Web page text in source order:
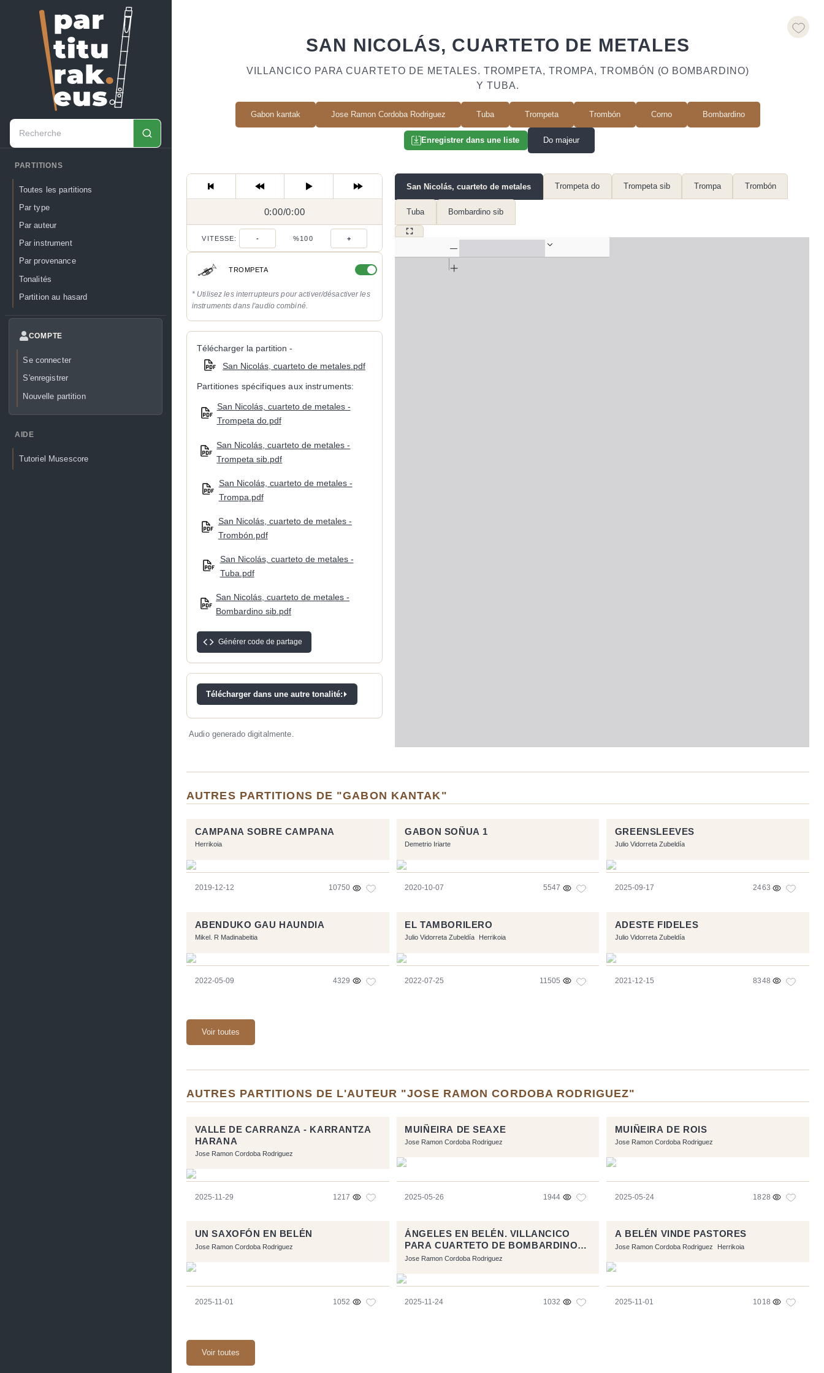
PARTITIONS
Toutes les partitions
Par type
Par auteur
Par instrument
Par provenance
Tonalités
Partition au hasard
COMPTE
Se connecter
S'enregistrer
Nouvelle partition
AIDE
Tutoriel Musescore
SAN NICOLÁS, CUARTETO DE METALES
VILLANCICO PARA CUARTETO DE METALES. TROMPETA, TROMPA, TROMBÓN (O BOMBARDINO)
Y TUBA.
Gabon kantak Jose Ramon Cordoba Rodriguez Tuba Trompeta Trombón Corno Bombardino
Enregistrer dans une liste Do majeur
0:00/
0:00/0:00
VITESSE: - %100 +
TROMPETA
* Utilisez les interrupteurs pour activer/désactiver les
instruments dans l'audio combiné.
Télécharger la partition -
San Nicolás, cuarteto de metales.pdf
Partitiones spécifiques aux instruments:
San Nicolás, cuarteto de metales -
Trompeta do.pdf
San Nicolás, cuarteto de metales -
Trompeta sib.pdf
San Nicolás, cuarteto de metales -
Trompa.pdf
San Nicolás, cuarteto de metales -
Trombón.pdf
San Nicolás, cuarteto de metales -
Tuba.pdf
San Nicolás, cuarteto de metales -
Bombardino sib.pdf
Générer code de partage
Télécharger dans une autre tonalité:
Audio generado digitalmente.
San Nicolás, cuarteto de metales Trompeta do Trompeta sib Trompa Trombón
Tuba Bombardino sib
AUTRES PARTITIONS DE "GABON KANTAK"
CAMPANA SOBRE CAMPANA
Herrikoia
2019-12-12 10750
GABON SOÑUA 1
Demetrio Iriarte
2020-10-07 5547
GREENSLEEVES
Julio Vidorreta Zubeldía
2025-09-17 2463
ABENDUKO GAU HAUNDIA
Mikel. R Madinabeitia
2022-05-09 4329
EL TAMBORILERO
Julio Vidorreta Zubeldía Herrikoia
2022-07-25 11505
ADESTE FIDELES
Julio Vidorreta Zubeldía
2021-12-15 8348
Voir toutes
AUTRES PARTITIONS DE L'AUTEUR "JOSE RAMON CORDOBA RODRIGUEZ"
VALLE DE CARRANZA - KARRANTZA
HARANA
Jose Ramon Cordoba Rodriguez
2025-11-29 1217
MUIÑEIRA DE SEAXE
Jose Ramon Cordoba Rodriguez
2025-05-26 1944
MUIÑEIRA DE ROIS
Jose Ramon Cordoba Rodriguez
2025-05-24 1828
UN SAXOFÓN EN BELÉN
Jose Ramon Cordoba Rodriguez
2025-11-01 1052
ÁNGELES EN BELÉN. VILLANCICO
PARA CUARTETO DE BOMBARDINOS
Y TUBAS.
Jose Ramon Cordoba Rodriguez
2025-11-24 1032
A BELÉN VINDE PASTORES
Jose Ramon Cordoba Rodriguez Herrikoia
2025-11-01 1018
Voir toutes